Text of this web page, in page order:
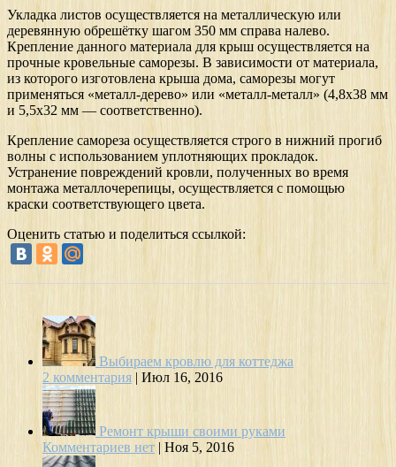
Укладка листов осуществляется на металлическую или
деревянную обрешётку шагом 350 мм справа налево.
Крепление данного материала для крыш осуществляется на
прочные кровельные саморезы. В зависимости от материала,
из которого изготовлена крыша дома, саморезы могут
применяться «металл-дерево» или «металл-металл» (4,8х38 мм
и 5,5х32 мм — соответственно).
Крепление самореза осуществляется строго в нижний прогиб
волны с использованием уплотняющих прокладок.
Устранение повреждений кровли, полученных во время
монтажа металлочерепицы, осуществляется с помощью
краски соответствующего цвета.
Оценить статью и поделиться ссылкой:
Выбираем кровлю для коттеджа
2 комментария | Июл 16, 2016
Ремонт крыши своими руками
Комментариев нет | Ноя 5, 2016